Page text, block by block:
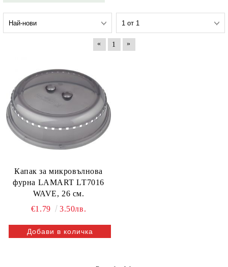
« 1 »
Капак за микровълнова
фурна LAMART LT7016
WAVE, 26 см.
€1.79
3.50лв.